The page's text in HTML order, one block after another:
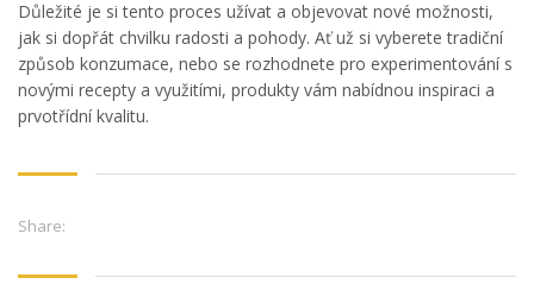
Důležité je si tento proces užívat a objevovat nové možnosti,
jak si dopřát chvilku radosti a pohody. Ať už si vyberete tradiční
způsob konzumace, nebo se rozhodnete pro experimentování s
novými recepty a využitími, produkty vám nabídnou inspiraci a
prvotřídní kvalitu.
Share: